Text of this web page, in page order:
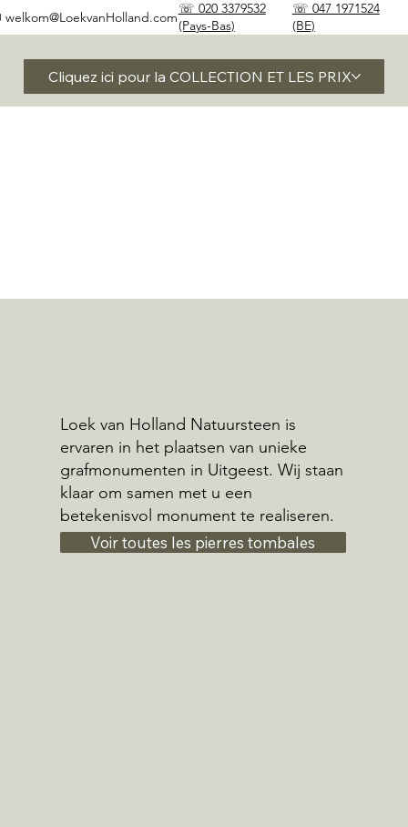
☏ 020 3379532
(Pays-Bas)
☏ 047 1971524
(BE)
welkom@LoekvanHolland.com
Cliquez ici pour la COLLECTION ET LES PRIX
Loek van Holland Natuursteen is
ervaren in het plaatsen van unieke
grafmonumenten in Uitgeest. Wij staan
klaar om samen met u een
betekenisvol monument te realiseren.
Voir toutes les pierres tombales